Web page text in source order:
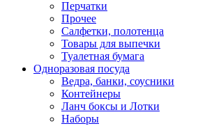
Перчатки
Прочее
Салфетки, полотенца
Товары для выпечки
Туалетная бумага
Одноразовая посуда
Ведра, банки, соусники
Контейнеры
Ланч боксы и Лотки
Наборы